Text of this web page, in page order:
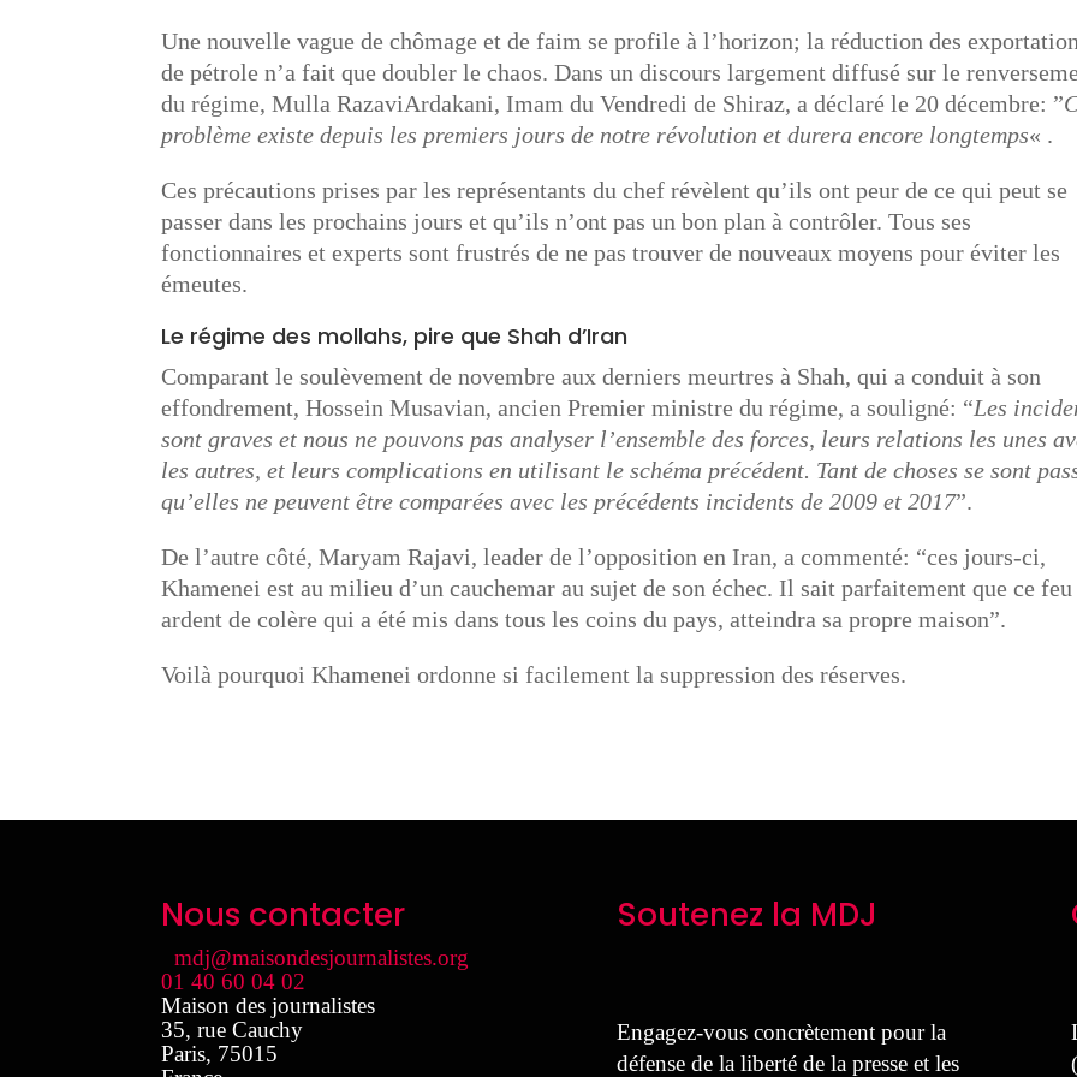
Une nouvelle vague de chômage et de faim se profile à l’horizon; la réduction des
de pétrole n’a fait que doubler le chaos. Dans un discours largement diffusé sur le
du régime, Mulla RazaviArdakani, Imam du Vendredi de Shiraz, a déclaré le 20 décembre: ”
problème existe depuis les premiers jours de notre révolution et durera encore longtemps« .
Ces précautions prises par les représentants du chef révèlent qu’ils ont peur de ce qui peut se
passer dans les prochains jours et qu’ils n’ont pas un bon plan à contrôler. Tous ses
fonctionnaires et experts sont frustrés de ne pas trouver de nouveaux moyens pour éviter les
émeutes.
Le régime des mollahs, pire que Shah d’Iran
Comparant le soulèvement de novembre aux derniers meurtres à Shah, qui a conduit à son
effondrement, Hossein Musavian, ancien Premier ministre du régime, a souligné: “Les
sont graves et nous ne pouvons pas analyser l’ensemble des forces, leurs relations les unes
les autres, et leurs complications en utilisant le schéma précédent. Tant de choses se sont
qu’elles ne peuvent être comparées avec les précédents incidents de 2009 et 2017”.
De l’autre côté, Maryam Rajavi, leader de l’opposition en Iran, a commenté: “ces jours-ci,
Khamenei est au milieu d’un cauchemar au sujet de son échec. Il sait parfaitement que ce feu
ardent de colère qui a été mis dans tous les coins du pays, atteindra sa propre maison”.
Voilà pourquoi Khamenei ordonne si facilement la suppression des réserves.
Nous contacter
mdj@maisondesjournalistes.org
01 40 60 04 02
Maison des journalistes
35, rue Cauchy
Paris, 75015
Soutenez la MDJ
Engagez-vous concrètement pour la
défense de la liberté de la presse et les